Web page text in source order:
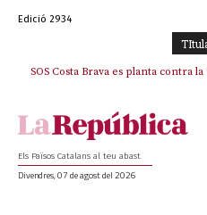
Edició 2934
SOS Costa Brava es planta contra
Els Països Catalans al teu abast
Divendres, 07 de agost del 2026